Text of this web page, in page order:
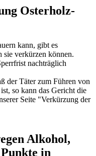
Osterholz-
kann, gibt es
sie verkürzen können.
nachträglich
der Täter zum Führen von
so kann das Gericht die
Seite "Verkürzung der
Alkohol,
in